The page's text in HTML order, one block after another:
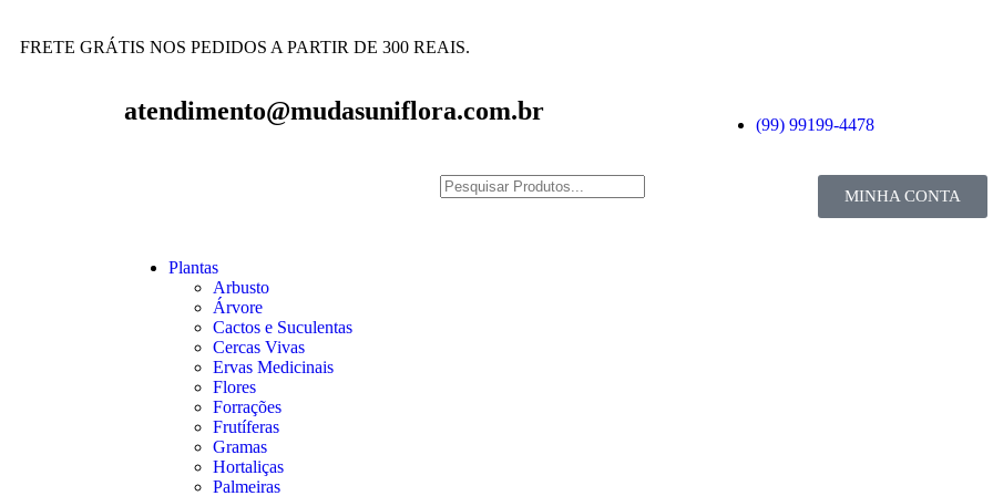
FRETE GRÁTIS NOS PEDIDOS A PARTIR DE 300 REAIS.
atendimento@mudasuniflora.com.br (99) 99199-4478
MINHA CONTA
Plantas
Arbusto
Árvore
Cactos e Suculentas
Cercas Vivas
Ervas Medicinais
Flores
Forrações
Frutíferas
Gramas
Hortaliças
Palmeiras